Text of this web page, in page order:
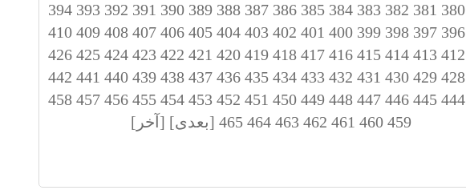
380
381
382
383
384
385
386
387
388
389
390
391
392
393
394
396
397
398
399
400
401
402
403
404
405
406
407
408
409
410
412
413
414
415
416
417
418
419
420
421
422
423
424
425
426
428
429
430
431
432
433
434
435
436
437
438
439
440
441
442
444
445
446
447
448
449
450
451
452
453
454
455
456
457
458
459
460
461
462
463
464
465 [بعدی] [آخر]